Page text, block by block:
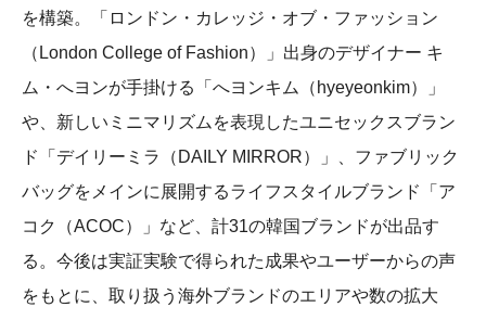
を構築。「ロンドン・カレッジ・オブ・ファッション
（London College of Fashion）」出身のデザイナー キ
ム・へヨンが手掛ける「へヨンキム（hyeyeonkim）」
や、新しいミニマリズムを表現したユニセックスブラン
ド「デイリーミラ（DAILY MIRROR）」、ファブリック
バッグをメインに展開するライフスタイルブランド「ア
コク（ACOC）」など、計31の韓国ブランドが出品す
る。今後は実証実験で得られた成果やユーザーからの声
をもとに、取り扱う海外ブランドのエリアや数の拡大